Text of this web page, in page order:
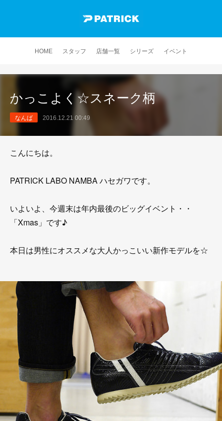
HOME スタッフ 店舗一覧 シリーズ イベント
かっこよく☆スネーク柄
なんば 2016.12.21 00:49
こんにちは。
PATRICK LABO NAMBA ハセガワです。
いよいよ、今週末は年内最後のビッグイベント・・
「Xmas」です♪
本日は男性にオススメな大人かっこいい新作モデルを☆